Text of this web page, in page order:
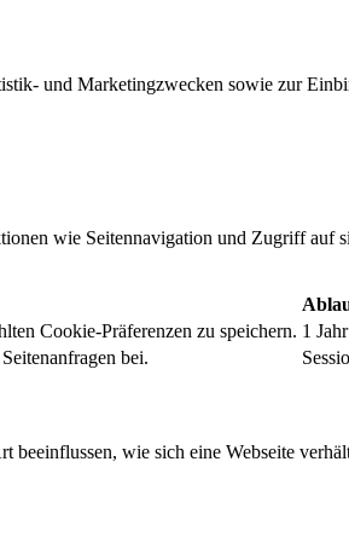
und Marketingzwecken sowie zur
wie Seitennavigation und Zugriff auf
Cookie-Präferenzen zu speichern. 1 Jahr
bei.
wie sich eine Webseite